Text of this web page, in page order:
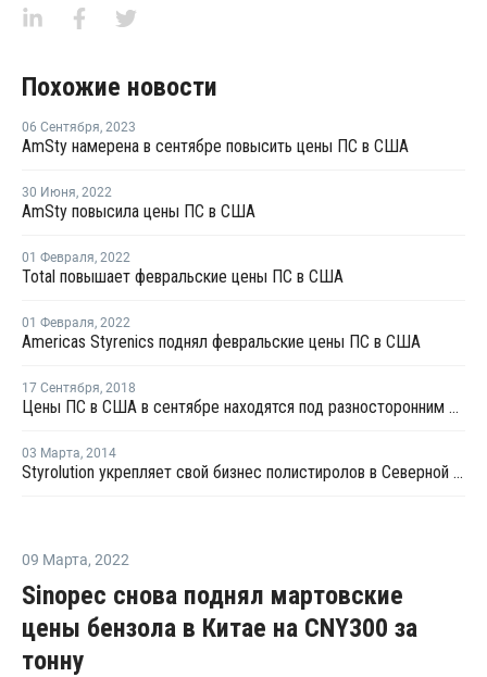
Похожие новости
06 Сентября, 2023
AmSty намерена в сентябре повысить цены ПС в США
30 Июня, 2022
AmSty повысила цены ПС в США
01 Февраля, 2022
Total повышает февральские цены ПС в США
01 Февраля, 2022
Americas Styrenics поднял февральские цены ПС в США
17 Сентября, 2018
Цены ПС в США в сентябре находятся под разносторонним давлением
03 Марта, 2014
Styrolution укрепляет свой бизнес полистиролов в Северной Америке
09 Марта, 2022
Sinopec снова поднял мартовские
цены бензола в Китае на CNY300 за
тонну